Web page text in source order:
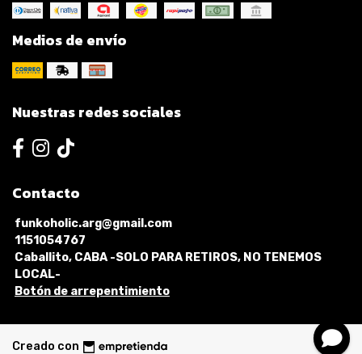
Medios de envío
Nuestras redes sociales
Contacto
funkoholic.arg@gmail.com
1151054767
Caballito, CABA -SOLO PARA RETIROS, NO TENEMOS
LOCAL-
Botón de arrepentimiento
Creado con